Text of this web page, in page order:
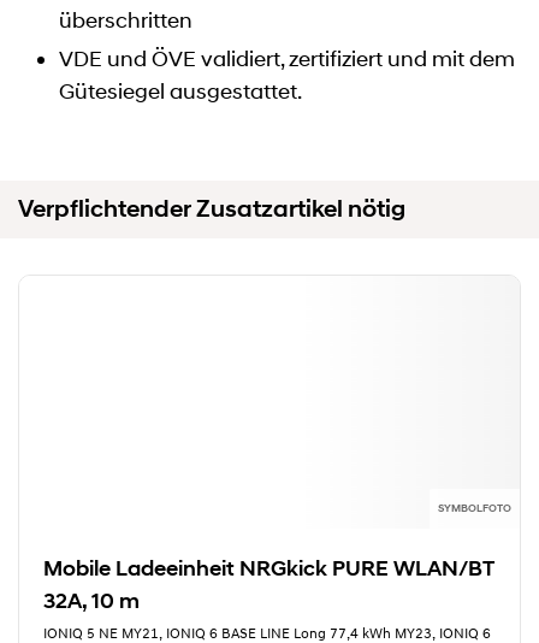
überschritten
VDE und ÖVE validiert, zertifiziert und mit dem
Gütesiegel ausgestattet.
Verpflichtender Zusatzartikel nötig
SYMBOLFOTO
Mobile Ladeeinheit NRGkick PURE WLAN/BT
32A, 10 m
IONIQ 5 NE MY21, IONIQ 6 BASE LINE Long 77,4 kWh MY23, IONIQ 6